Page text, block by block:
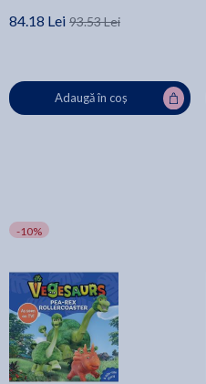
84.18 Lei 93.53 Lei
Adaugă în coș
-10%